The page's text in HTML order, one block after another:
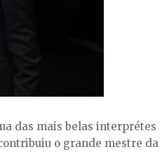
das mais belas interprétes
o grande mestre da